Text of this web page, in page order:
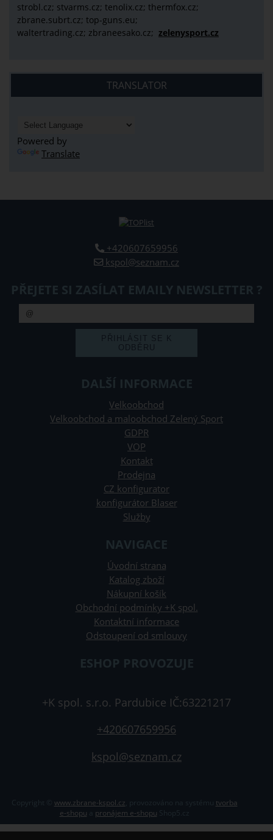
strobl.cz; stvarms.cz; tenolix.cz; thermfox.cz;
zbrane.subrt.cz; top-guns.eu;
waltertrading.cz; zbraneesako.cz; zelenysport.cz
TRANSLATOR
Powered by
Translate
+420607659956
kspol@seznam.cz
PŘEJETE SI ZASÍLAT EMAILY NEWSLETTER ?
DALŠÍ INFORMACE
Velkoobchod
Velkoobchod a maloobchod Zelený Sport
GDPR
VOP
Kontakt
Prodejna
CZ konfigurator
konfigurátor Blaser
Služby
NAVIGACE
Úvodní strana
Katalog zboží
Nákupní košík
Obchodní podmínky +K spol.
Kontaktní informace
Odstoupení od smlouvy
ESHOP PROVOZUJE
+K spol. s.r.o. Pardubice IČ:63221217
+420607659956
kspol@seznam.cz
Copyright © www.zbrane-kspol.cz
tvorba
e-shopu
pronájem e-shopu